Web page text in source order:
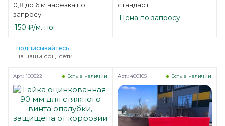
0,8 до 6 м нарезка по
запросу
150 ₽/м. пог.
стандарт
Цена по запросу
подписывайтесь
на наши соц. сети
Есть в наличии
Арт.: 100822 Есть в наличии
Арт.: 400105